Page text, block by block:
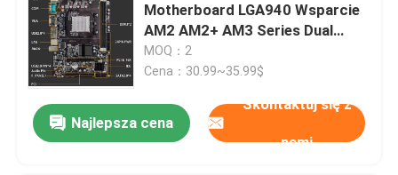
Motherboard LGA940 Wsparcie
AM2 AM2+ AM3 Series Dual
Channel DDR3 Desktop
Mainboard
MOQ：2
Cena：30.99~35.99$
Najlepsza cena
Skontaktuj się z
nami